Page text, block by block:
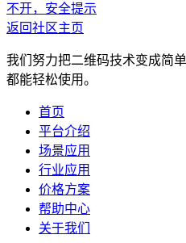
不开，安全提示
返回社区主页
我们努力把二维码技术变成简
都能轻松使用。
首页
平台介绍
场景应用
行业应用
价格方案
帮助中心
关于我们